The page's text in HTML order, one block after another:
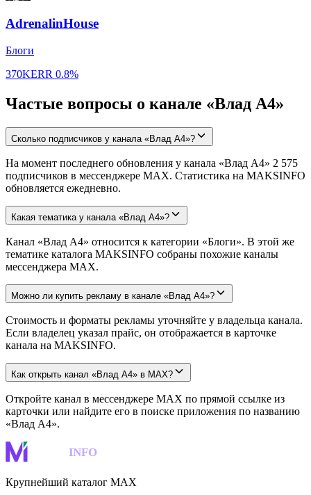
AdrenalinHouse
Блоги
370KERR 0.8%
Частые вопросы о канале «Влад А4»
Сколько подписчиков у канала «Влад А4»?
На момент последнего обновления у канала «Влад А4» 2 575
подписчиков в мессенджере MAX. Статистика на MAKSINFO
обновляется ежедневно.
Какая тематика у канала «Влад А4»?
Канал «Влад А4» относится к категории «Блоги». В этой же
тематике каталога MAKSINFO собраны похожие каналы
мессенджера MAX.
Можно ли купить рекламу в канале «Влад А4»?
Стоимость и форматы рекламы уточняйте у владельца канала.
Если владелец указал прайс, он отображается в карточке
канала на MAKSINFO.
Как открыть канал «Влад А4» в MAX?
Откройте канал в мессенджере MAX по прямой ссылке из
карточки или найдите его в поиске приложения по названию
«Влад А4».
INFO
Крупнейший каталог MAX